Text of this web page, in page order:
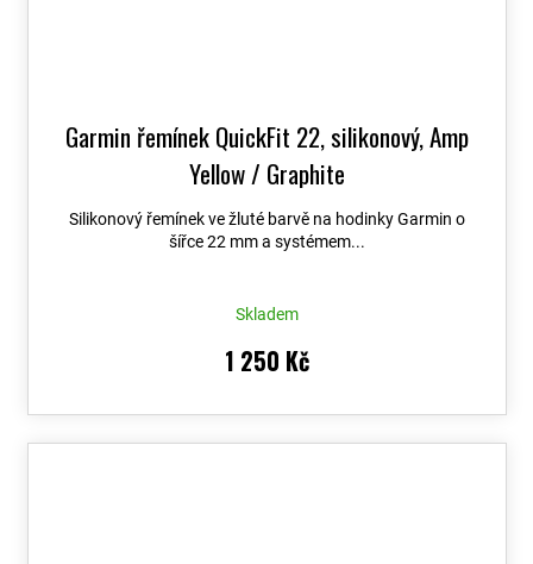
Garmin řemínek QuickFit 22, silikonový, Amp
Yellow / Graphite
Silikonový řemínek ve žluté barvě na hodinky Garmin o
šířce 22 mm a systémem...
Skladem
1 250 Kč